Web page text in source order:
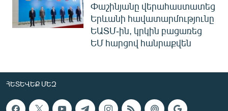
Փաշինյանը վերահաստատեց
Երևանի հավատարմությունը
ԵԱՏՄ-ին, կրկին բացառեց
ԵՄ հարցով հանրաքվեն
ՀԵՏԵՎԵՔ ՄԵԶ